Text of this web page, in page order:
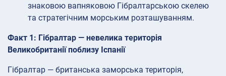
знаковою вапняковою Гібралтарською скелею
та стратегічним морським розташуванням.
Факт 1: Гібралтар — невелика територія
Великобританії поблизу Іспанії
Гібралтар — британська заморська територія,